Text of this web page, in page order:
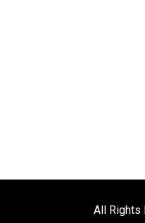
All Rights